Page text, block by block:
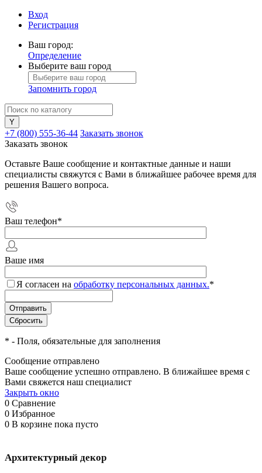
Вход
Регистрация
Ваш город:
Определение
Выберите ваш город
Запомнить город
+7 (800) 555-36-44 Заказать звонок
Заказать звонок
Оставьте Ваше сообщение и контактные данные и наши
специалисты свяжутся с Вами в ближайшее рабочее время для
решения Вашего вопроса.
Ваш телефон*
Ваше имя
Я согласен на обработку персональных данных.*
* - Поля, обязательные для заполнения
Сообщение отправлено
Ваше сообщение успешно отправлено. В ближайшее время с
Вами свяжется наш специалист
Закрыть окно
0 Сравнение
0 Избранное
0 В корзине пока пусто
Архитектурный декор